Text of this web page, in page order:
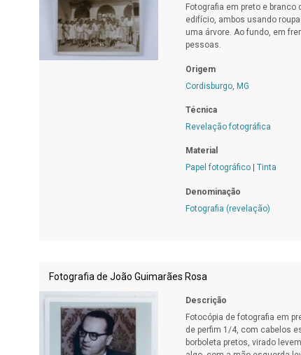
Fotografia em preto e
edifício, ambos usando
uma árvore. Ao fundo, em
pessoas.
Origem
Cordisburgo, MG
Técnica
Revelação fotográfica
Material
Papel fotográfico
Tinta
Denominação
Fotografia (revelação)
Fotografia de João Guimarães Rosa
Descrição
Fotocópia de fotografia em
de perfim 1/4, com cabelos
borboleta pretos, virado